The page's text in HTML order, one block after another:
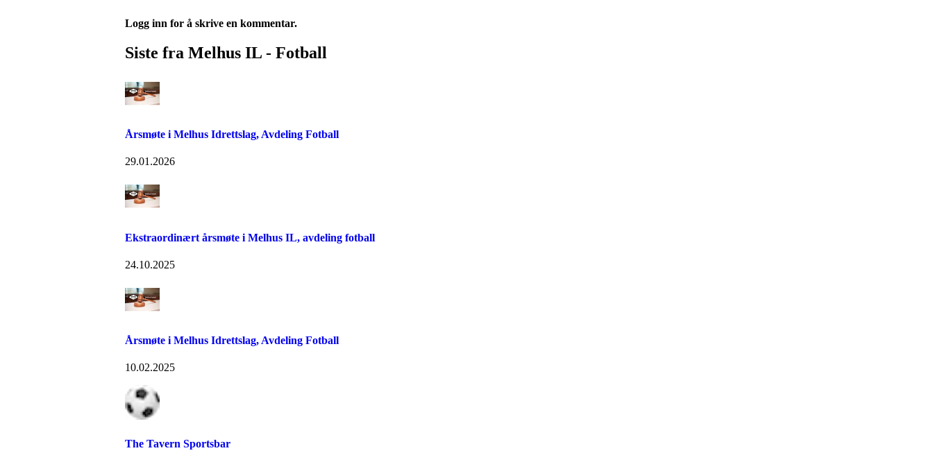
Logg inn for å skrive en kommentar.
Siste fra Melhus IL - Fotball
Årsmøte i Melhus Idrettslag, Avdeling Fotball
29.01.2026
Ekstraordinært årsmøte i Melhus IL, avdeling fotball
24.10.2025
Årsmøte i Melhus Idrettslag, Avdeling Fotball
10.02.2025
The Tavern Sportsbar